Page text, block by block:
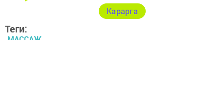
Теги:
МАССАЖ
Карарга